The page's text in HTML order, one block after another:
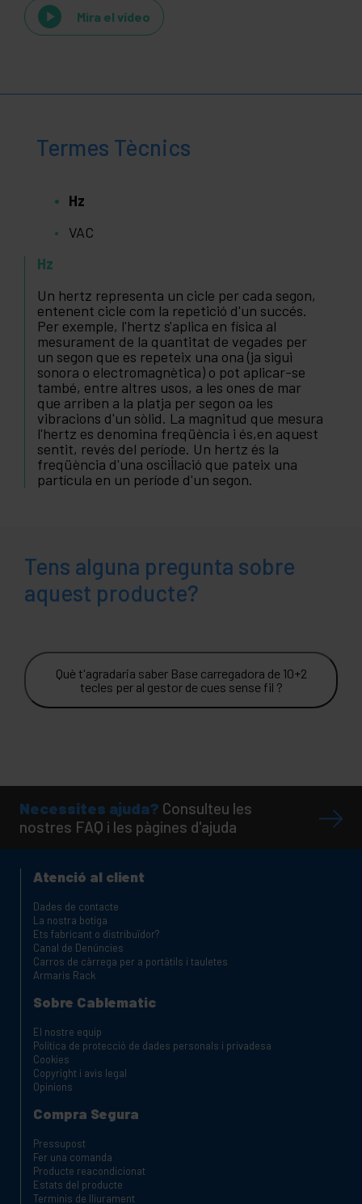
Mira el vídeo
Termes Tècnics
Hz
VAC
Hz
Un hertz representa un cicle per cada segon,
entenent cicle com la repetició d'un succés.
Per exemple, l'hertz s'aplica en física al
mesurament de la quantitat de vegades per
un segon que es repeteix una ona (ja sigui
sonora o electromagnètica) o pot aplicar-se
també, entre altres usos, a les ones de mar
que arriben a la platja per segon oa les
vibracions d'un sòlid. La magnitud que mesura
l'hertz es denomina freqüència i és,en aquest
sentit, revés del període. Un hertz és la
freqüència d'una oscil·lació que pateix una
partícula en un període d'un segon.
Tens alguna pregunta sobre
aquest producte?
Què t'agradaria saber Base carregadora de 10+2
tecles per al gestor de cues sense fil ?
Necessites ajuda? Consulteu les
nostres FAQ i les pàgines d'ajuda
Atenció al client
Dades de contacte
La nostra botiga
Ets fabricant o distribuïdor?
Canal de Denúncies
Carros de càrrega per a portàtils i tauletes
Armaris Rack
Sobre Cablematic
El nostre equip
Política de protecció de dades personals i privadesa
Cookies
Copyright i avis legal
Opinions
Compra Segura
Pressupost
Fer una comanda
Producte reacondicionat
Estats del producte
Terminis de lliurament